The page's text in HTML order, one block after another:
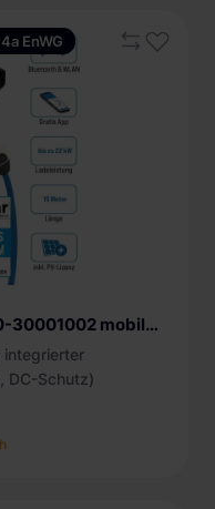
EnWG
NRGkick Pure + PV 12101000-30001002 mobile Ladestation
integrierter
DC-Schutz)